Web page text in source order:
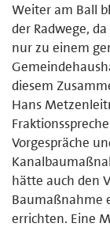
Weiter am Ball
der Radwege,
nur zu einem
diesem
Hans
Vorgespräche
hätte auch den
Baumaßnahme
errichten. Eine